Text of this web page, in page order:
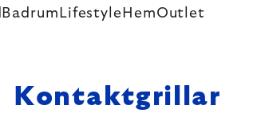
Badrum Lifestyle HemOutlet
Kontaktgrillar